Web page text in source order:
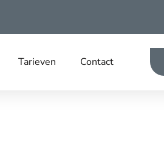
Tarieven Contact